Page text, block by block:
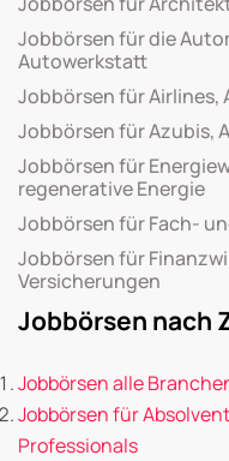
Jobbörsen für die
Autowerkstatt
Jobbörsen für Airlines,
Jobbörsen für Azubis,
Jobbörsen für
regenerative Energie
Jobbörsen für Fach-
Jobbörsen für
Versicherungen
Jobbörsen nach
Jobbörsen alle
Jobbörsen für
Professionals